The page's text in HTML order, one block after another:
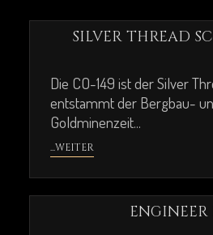
SILVER THREAD
Die CO-149 ist der Silver
entstammt der Bergbau-
Goldminenzeit...
...WEITER
ENGINEER